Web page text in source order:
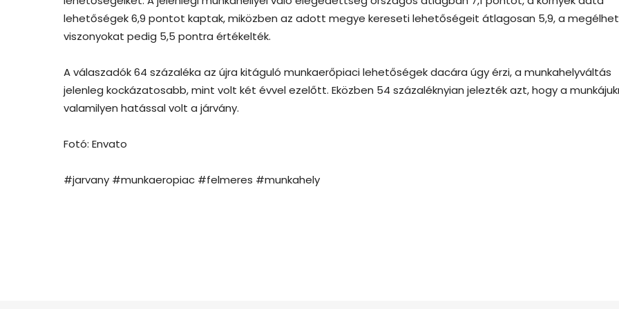
lehetőségek 6,9 pontot kaptak, miközben az adott megye kereseti lehetőségeit átlagosan 5,9, a
viszonyokat pedig 5,5 pontra értékelték.
A válaszadók 64 százaléka az újra kitáguló munkaerőpiaci lehetőségek dacára úgy érzi, a munkahelyváltás
jelenleg kockázatosabb, mint volt két évvel ezelőtt. Eközben 54 százaléknyian jelezték azt, hogy a
valamilyen hatással volt a járvány.
Fotó: Envato
#jarvany #munkaeropiac #felmeres #munkahely